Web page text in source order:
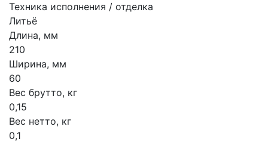
Техника исполнения / отделка
Литьё
Длина, мм
210
Ширина, мм
60
Вес брутто, кг
0,15
Вес нетто, кг
0,1